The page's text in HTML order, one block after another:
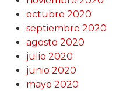
octubre 2020
septiembre 2020
agosto 2020
julio 2020
junio 2020
mayo 2020